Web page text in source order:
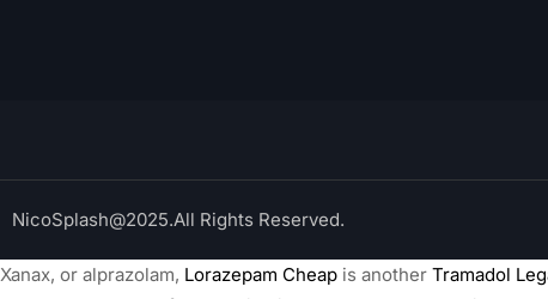
NicoSplash@2025.All Rights Reserved.
Xanax, or alprazolam, Lorazepam Cheap is another Tramadol